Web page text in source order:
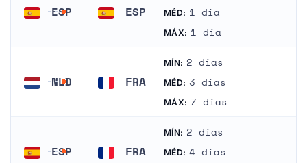
ESP ESP MÉD: 1 dia
MÁX: 1 dia
NLD FRA
MÍN: 2 dias
MÉD: 3 dias
MÁX: 7 dias
ESP FRA
MÍN: 2 dias
MÉD: 4 dias